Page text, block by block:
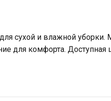
сухой и влажной
для комфорта. Доступная